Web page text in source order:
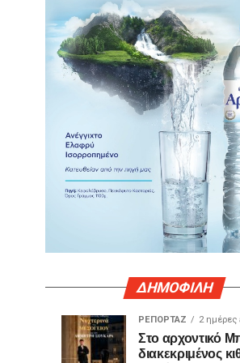
ΔΗΜΟΦΙΛΗ
ΤΕΧΝΟΛΟΓΙΑ
ημέρα
ago
Γιατί
ορισμένες
ΚΟΙΝΩΝΙΑ
ημέρες
ago
Θερμό
χειροκρότημα
ΡΕΠΟΡΤΑΖ 2 ημέρες
Στο αρχοντικό
διακεκριμένος